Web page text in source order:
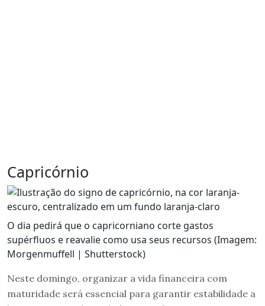
Capricórnio
O dia pedirá que o capricorniano corte gastos
supérfluos e reavalie como usa seus recursos (Imagem:
Morgenmuffell | Shutterstock)
Neste domingo, organizar a vida financeira com
maturidade será essencial para garantir estabilidade a